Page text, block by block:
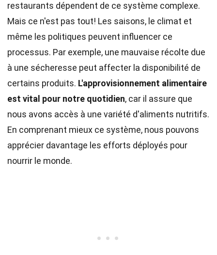
restaurants dépendent de ce système complexe.
Mais ce n'est pas tout! Les saisons, le climat et
même les politiques peuvent influencer ce
processus. Par exemple, une mauvaise récolte due
à une sécheresse peut affecter la disponibilité de
certains produits. L'approvisionnement alimentaire
est vital pour notre quotidien, car il assure que
nous avons accès à une variété d'aliments nutritifs.
En comprenant mieux ce système, nous pouvons
apprécier davantage les efforts déployés pour
nourrir le monde.